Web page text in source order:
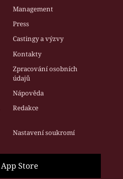
Management
Press
Castingy a výzvy
Kontakty
Zpracování osobních
údajů
Nápověda
Redakce
Nastavení soukromí
App Store